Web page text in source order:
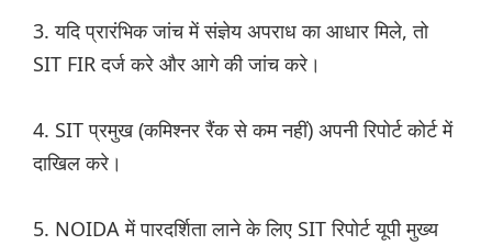
3. यदि प्रारंभिक जांच में संज्ञेय अपराध का आधार मिले, तो
SIT FIR दर्ज करे और आगे की जांच करे।
4. SIT प्रमुख (कमिश्नर रैंक से कम नहीं) अपनी रिपोर्ट कोर्ट में
दाखिल करे।
5. NOIDA में पारदर्शिता लाने के लिए SIT रिपोर्ट यूपी मुख्य